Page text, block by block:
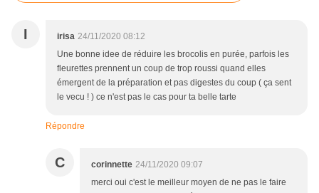
I irisa 24/11/2020 08:12
Une bonne idee de réduire les brocolis en purée, parfois les
fleurettes prennent un coup de trop roussi quand elles
émergent de la préparation et pas digestes du coup ( ça sent
le vecu ! ) ce n'est pas le cas pour ta belle tarte
Répondre
C corinnette 24/11/2020 09:07
merci oui c'est le meilleur moyen de ne pas le faire